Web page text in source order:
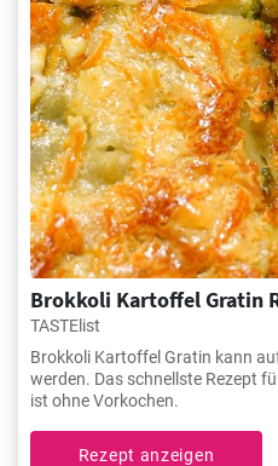
Brokkoli Kartoffel Gratin
TASTElist
Brokkoli Kartoffel Gratin kann
werden. Das schnellste Rezept
ist ohne Vorkochen.
Rezept anzeigen